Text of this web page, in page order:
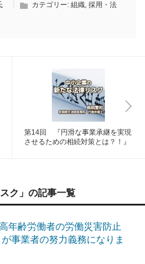
カテゴリー: 組織, 採用・法
第14回 『円滑な事業承継を実現
させるための相続対策とは？！』
ク」の記事一覧
年齢労働者の労働災害防止
事業者の努力義務になりま